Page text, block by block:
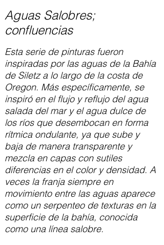
Aguas Salobres;
confluencias
Esta serie de pinturas fueron
inspiradas por las aguas de la Bahía
de Siletz a lo largo de la costa de
Oregon. Más específicamente, se
inspiró en el flujo y reflujo del agua
salada del mar y el agua dulce de
los ríos que desembocan en forma
rítmica ondulante, ya que sube y
baja de manera transparente y
mezcla en capas con sutiles
diferencias en el color y densidad. A
veces la franja siempre en
movimiento entre las aguas aparece
como un serpenteo de texturas en la
superficie de la bahía, conocida
como una línea salobre.